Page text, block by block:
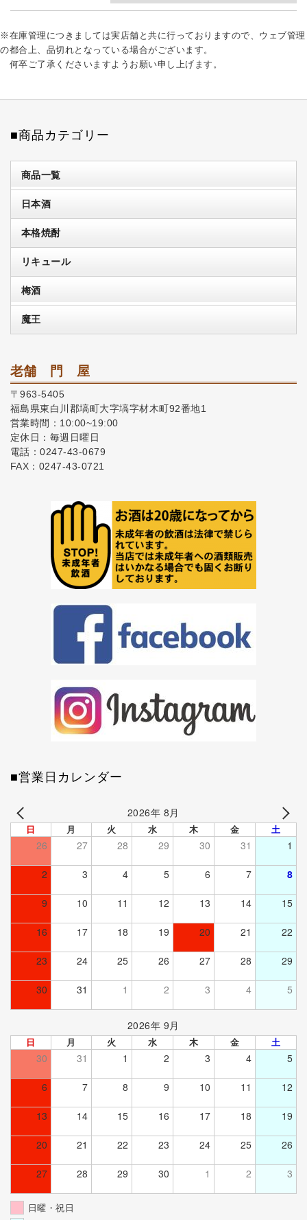
※在庫管理につきましては実店舗と共に行っておりますので、ウェブ管理
の都合上、品切れとなっている場合がございます。
何卒ご了承くださいますようお願い申し上げます。
■商品カテゴリー
商品一覧
日本酒
本格焼酎
リキュール
梅酒
魔王
老舗 門 屋
〒963-5405
福島県東白川郡塙町大字塙字材木町92番地1
営業時間：10:00~19:00
定休日：毎週日曜日
電話：0247-43-0679
FAX：0247-43-0721
■営業日カレンダー
2026年 8月
日 月 火 水 木 金 土
26 27 28 29 30 31 1
2 3 4 5 6 7 8
9 10 11 12 13 14 15
16 17 18 19 20 21 22
23 24 25 26 27 28 29
30 31 1 2 3 4 5
2026年 9月
日 月 火 水 木 金 土
30 31 1 2 3 4 5
6 7 8 9 10 11 12
13 14 15 16 17 18 19
20 21 22 23 24 25 26
27 28 29 30 1 2 3
日曜・祝日